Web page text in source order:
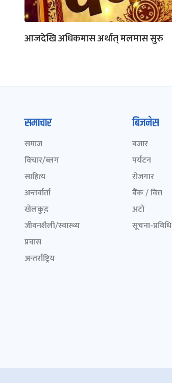
आजदेखि अधिकमास अर्थात् मलमास सुरु
समाचार
समाज
विचार/ब्लग
साहित्य
अन्तर्वार्ता
खेलकुद़़
जीवनशैली/स्वास्थ्य
प्रवास
अन्तर्राष्ट्रिय
बिजनेस
बजार
पर्यटन
रोजगार
बैंक / वित्त
अटो
सूचना-प्रविधि